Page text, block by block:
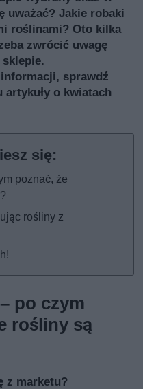
uważać? Jakie robaki
roślinami? Oto kilka
zwrócić uwagę
sprawdź
o kwiatach
poznać, że
rośliny z
po czym
rośliny są
z marketu?